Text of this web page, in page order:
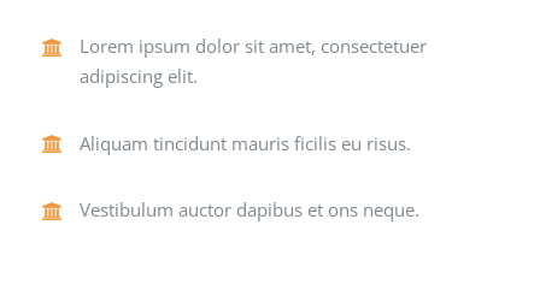
Lorem ipsum dolor sit amet, consectetuer
adipiscing elit.
Aliquam tincidunt mauris ficilis eu risus.
Vestibulum auctor dapibus et ons neque.